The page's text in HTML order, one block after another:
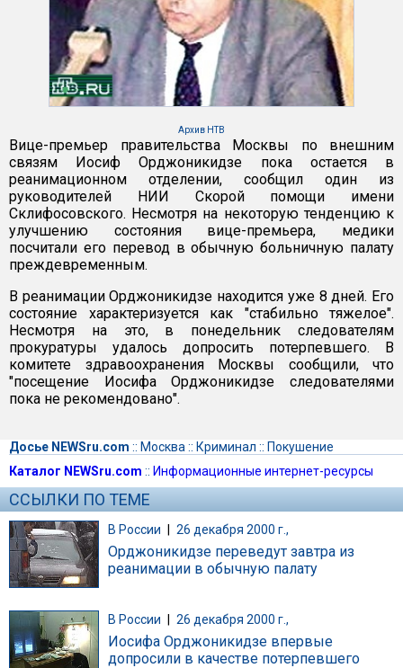
Архив НТВ
Вице-премьер правительства Москвы по внешним
связям Иосиф Орджоникидзе пока остается в
реанимационном отделении, сообщил один из
руководителей НИИ Скорой помощи имени
Склифосовского. Несмотря на некоторую тенденцию к
улучшению состояния вице-премьера, медики
посчитали его перевод в обычную больничную палату
преждевременным.
В реанимации Орджоникидзе находится уже 8 дней. Его
состояние характеризуется как "стабильно тяжелое".
Несмотря на это, в понедельник следователям
прокуратуры удалось допросить потерпевшего. В
комитете здравоохранения Москвы сообщили, что
"посещение Иосифа Орджоникидзе следователями
пока не рекомендовано".
Досье NEWSru.com :: Москва :: Криминал :: Покушение
Каталог NEWSru.com :: Информационные интернет-ресурсы
ССЫЛКИ ПО ТЕМЕ
В России | 26 декабря 2000 г.,
Орджоникидзе переведут завтра из
реанимации в обычную палату
В России 26 декабря 2000 г.,
Иосифа Орджоникидзе впервые
допросили в качестве потерпевшего